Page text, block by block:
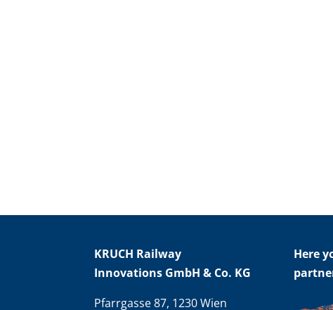
KRUCH Railway
Innovations GmbH & Co. KG
Pfarrgasse 87, 1230 Wien
Here